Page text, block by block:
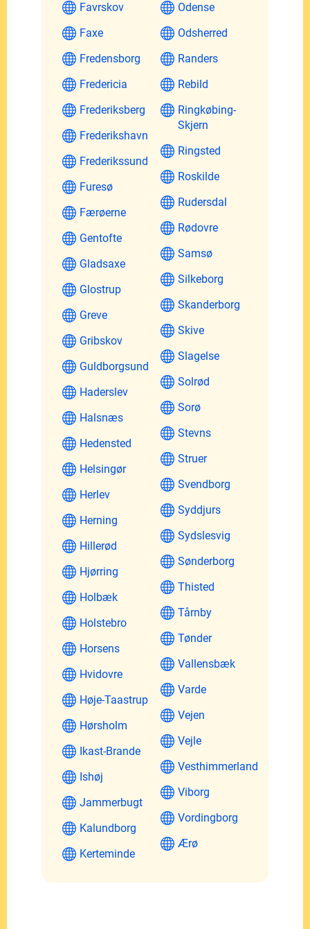
Favrskov
Faxe
Fredensborg
Fredericia
Frederiksberg
Frederikshavn
Frederikssund
Furesø
Færøerne
Gentofte
Gladsaxe
Glostrup
Greve
Gribskov
Guldborgsund
Haderslev
Halsnæs
Hedensted
Helsingør
Herlev
Herning
Hillerød
Hjørring
Holbæk
Holstebro
Horsens
Hvidovre
Høje-Taastrup
Hørsholm
Ikast-Brande
Ishøj
Jammerbugt
Kalundborg
Kerteminde
Odense
Odsherred
Randers
Rebild
Ringkøbing-
Skjern
Ringsted
Roskilde
Rudersdal
Rødovre
Samsø
Silkeborg
Skanderborg
Skive
Slagelse
Solrød
Sorø
Stevns
Struer
Svendborg
Syddjurs
Sydslesvig
Sønderborg
Thisted
Tårnby
Tønder
Vallensbæk
Varde
Vejen
Vejle
Vesthimmerland
Viborg
Vordingborg
Ærø